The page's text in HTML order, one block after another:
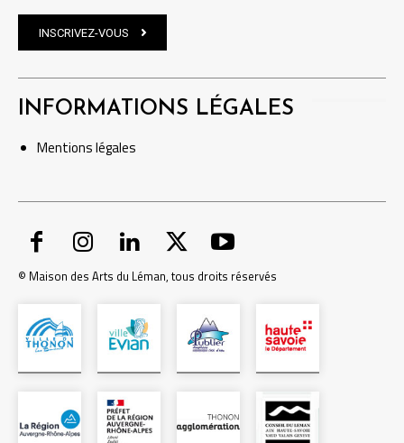
INSCRIVEZ-VOUS
INFORMATIONS LÉGALES
Mentionslégales
© Maison des Arts du Léman, tous droits réservés